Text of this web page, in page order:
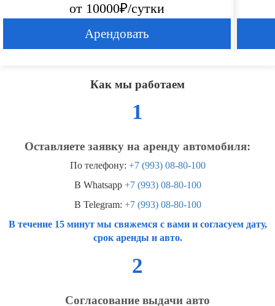
от 10000₽/сутки
Арендовать
Как мы работаем
1
Оставляете заявку на аренду автомобиля:
По телефону: +7 (993) 08-80-100
В Whatsapp +7 (993) 08-80-100
В Telegram: +7 (993) 08-80-100
В течение 15 минут мы свяжемся с вами и согласуем дату,
срок аренды и авто.
2
Согласование выдачи авто